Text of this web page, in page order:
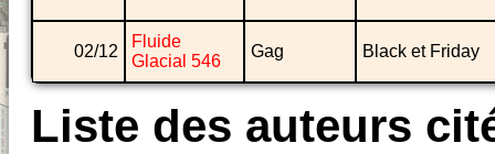
02/12
Fluide
Glacial 546
Gag Black et Friday
Liste des auteurs